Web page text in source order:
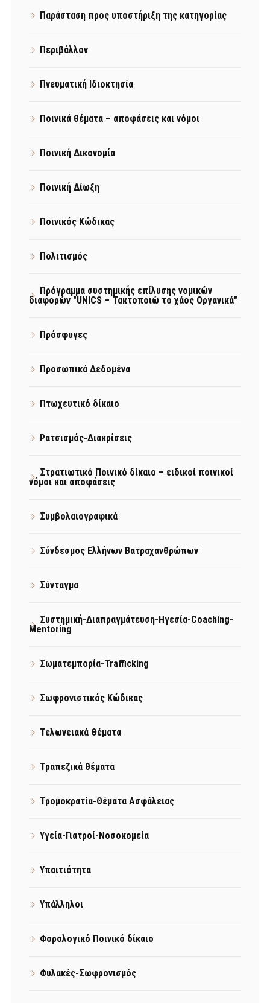
Παράσταση προς υποστήριξη της κατηγορίας
Περιβάλλον
Πνευματική Ιδιοκτησία
Ποινικά θέματα – αποφάσεις και νόμοι
Ποινική Δικονομία
Ποινική Δίωξη
Ποινικός Κώδικας
Πολιτισμός
Πρόγραμμα συστημικής επίλυσης νομικών
διαφορών "UNICS – Τακτοποιώ το χάος Οργανικά"
Πρόσφυγες
Προσωπικά Δεδομένα
Πτωχευτικό δίκαιο
Ρατσισμός-Διακρίσεις
Στρατιωτικό Ποινικό δίκαιο – ειδικοί ποινικοί
νόμοι και αποφάσεις
Συμβολαιογραφικά
Σύνδεσμος Ελλήνων Βατραχανθρώπων
Σύνταγμα
Συστημική-Διαπραγμάτευση-Ηγεσία-Coaching-
Mentoring
Σωματεμπορία-Trafficking
Σωφρονιστικός Κώδικας
Τελωνειακά Θέματα
Τραπεζικά θέματα
Τρομοκρατία-Θέματα Ασφάλειας
Υγεία-Γιατροί-Νοσοκομεία
Υπαιτιότητα
Υπάλληλοι
Φορολογικό Ποινικό δίκαιο
Φυλακές-Σωφρονισμός